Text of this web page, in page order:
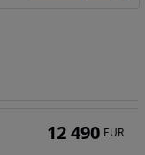
12 490 EUR